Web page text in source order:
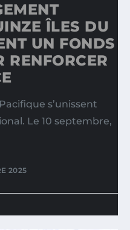
ÎLES DU
UN FONDS
RENFORCER
s’unissent
Le 10 septembre,
2025